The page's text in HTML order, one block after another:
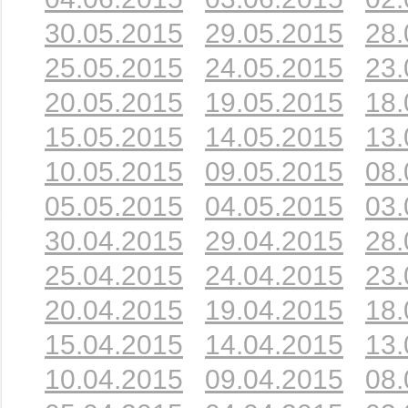
30.05.2015
29.05.2015
25.05.2015
24.05.2015
20.05.2015
19.05.2015
15.05.2015
14.05.2015
10.05.2015
09.05.2015
05.05.2015
04.05.2015
30.04.2015
29.04.2015
25.04.2015
24.04.2015
20.04.2015
19.04.2015
15.04.2015
14.04.2015
10.04.2015
09.04.2015